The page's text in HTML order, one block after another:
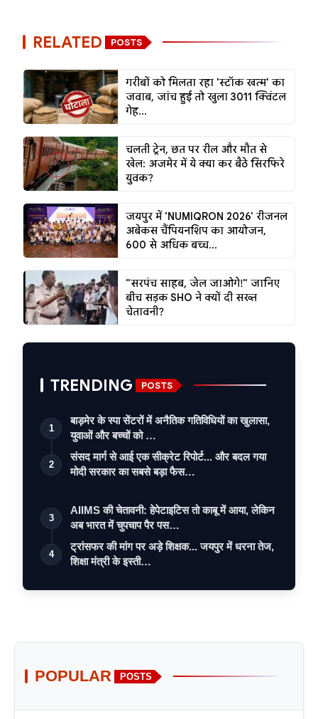
RELATED POSTS
गरीबों को मिलता रहा 'स्टॉक खत्म' का
जवाब, जांच हुई तो खुला 3011 क्विंटल
गेह...
चलती ट्रेन, छत पर रील और मौत से
खेल: अजमेर में ये क्या कर बैठे सिरफिरे
युवक?
जयपुर में 'NUMIQRON 2026' रीजनल
अबेकस चैंपियनशिप का आयोजन,
600 से अधिक बच्च...
"सरपंच साहब, जेल जाओगे!" जानिए
बीच सड़क SHO ने क्यों दी सख्त
चेतावनी?
TRENDING POSTS
1
बाड़मेर के स्पा सेंटरों में अनैतिक गतिविधियों का खुलासा,
युवाओं और बच्चों को …
2
संसद मार्ग से आई एक सीक्रेट रिपोर्ट... और बदल गया
मोदी सरकार का सबसे बड़ा फैस…
3
AIIMS की चेतावनी: हेपेटाइटिस तो काबू में आया, लेकिन
अब भारत में चुपचाप पैर पस…
4
ट्रांसफर की मांग पर अड़े शिक्षक... जयपुर में धरना तेज,
शिक्षा मंत्री के इस्ती…
POPULAR POSTS